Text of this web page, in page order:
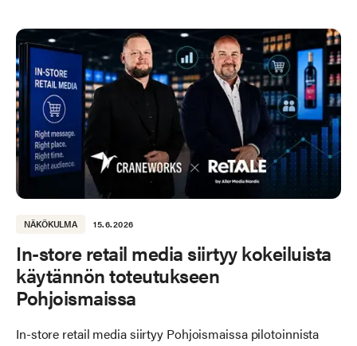
NÄKÖKULMA 15.6.2026
In-store retail media siirtyy kokeiluista
käytännön toteutukseen
Pohjoismaissa
In-store retail media siirtyy Pohjoismaissa pilotoinnista